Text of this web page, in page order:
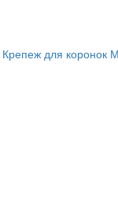
Крепеж для коронок